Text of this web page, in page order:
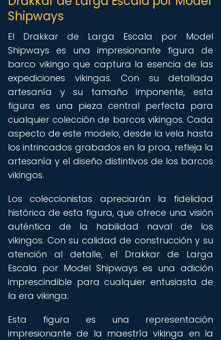
Shipways
El Drakkar de Larga Escala por Model
Shipways es una impresionante figura de
barco vikingo que captura la esencia de las
expediciones vikingas. Con su detallada
artesanía y su tamaño imponente, esta
figura es una pieza central perfecta para
cualquier colección de barcos vikingos. Cada
aspecto de este modelo, desde la vela hasta
los intrincados grabados en la proa, refleja la
artesanía y el diseño distintivos de los barcos
vikingos.
Los coleccionistas apreciarán la fidelidad
histórica de esta figura, que ofrece una visión
auténtica de la habilidad naval de los
vikingos. Con su calidad de construcción y su
atención al detalle, el Drakkar de Larga
Escala por Model Shipways es una adición
imprescindible para cualquier entusiasta de
la era vikinga.
Esta figura es una representación
impresionante de la maestría vikinga en la